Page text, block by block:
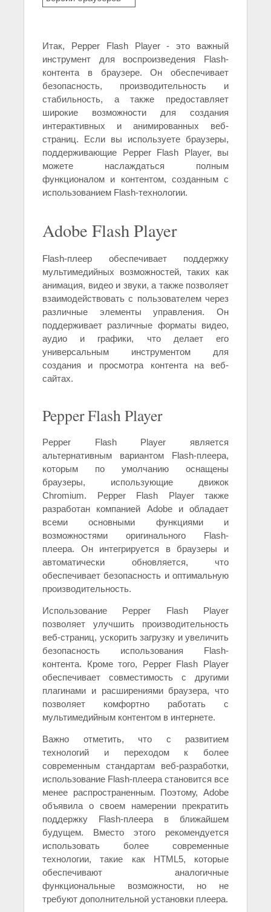
Итак, Pepper Flash Player - это важный
инструмент для воспроизведения Flash-
контента в браузере. Он обеспечивает
безопасность, производительность и
стабильность, а также предоставляет
широкие возможности для создания
интерактивных и анимированных веб-
страниц. Если вы используете браузеры,
поддерживающие Pepper Flash Player, вы
можете наслаждаться полным
функционалом и контентом, созданным с
использованием Flash-технологии.
Adobe Flash Player
Flash-плеер обеспечивает поддержку
мультимедийных возможностей, таких как
анимация, видео и звуки, а также позволяет
взаимодействовать с пользователем через
различные элементы управления. Он
поддерживает различные форматы видео,
аудио и графики, что делает его
универсальным инструментом для
создания и просмотра контента на веб-
сайтах.
Pepper Flash Player
Pepper Flash Player является
альтернативным вариантом Flash-плеера,
которым по умолчанию оснащены
браузеры, использующие движок
Chromium. Pepper Flash Player также
разработан компанией Adobe и обладает
всеми основными функциями и
возможностями оригинального Flash-
плеера. Он интегрируется в браузеры и
автоматически обновляется, что
обеспечивает безопасность и оптимальную
производительность.
Использование Pepper Flash Player
позволяет улучшить производительность
веб-страниц, ускорить загрузку и увеличить
безопасность использования Flash-
контента. Кроме того, Pepper Flash Player
обеспечивает совместимость с другими
плагинами и расширениями браузера, что
позволяет комфортно работать с
мультимедийным контентом в интернете.
Важно отметить, что с развитием
технологий и переходом к более
современным стандартам веб-разработки,
использование Flash-плеера становится все
менее распространенным. Поэтому, Adobe
объявила о своем намерении прекратить
поддержку Flash-плеера в ближайшем
будущем. Вместо этого рекомендуется
использовать более современные
технологии, такие как HTML5, которые
обеспечивают аналогичные
функциональные возможности, но не
требуют дополнительной установки плеера.